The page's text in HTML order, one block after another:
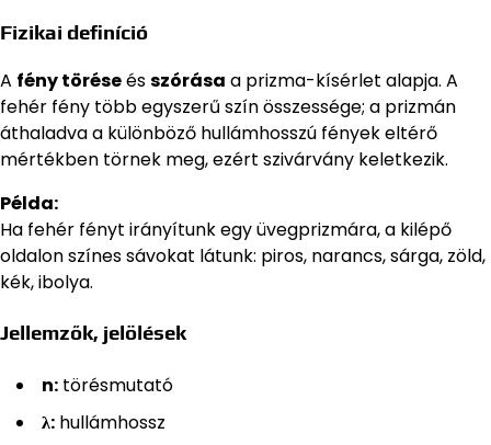
Fizikai definíció
A fény töréseésszórása a prizma-kísérlet alapja. A
fehér fény több egyszerű szín összessége; a prizmán
áthaladva a különböző hullámhosszú fények eltérő
mértékben törnek meg, ezért szivárvány keletkezik.
Példa:
Ha fehér fényt irányítunk egy üvegprizmára, a kilépő
oldalon színes sávokat látunk: piros, narancs, sárga, zöld,
kék, ibolya.
Jellemzők, jelölések
n: törésmutató
λ: hullámhossz